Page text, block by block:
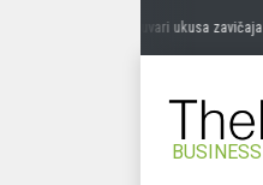
MIĆANOVIĆ: Čuvari ukusa zavičaja